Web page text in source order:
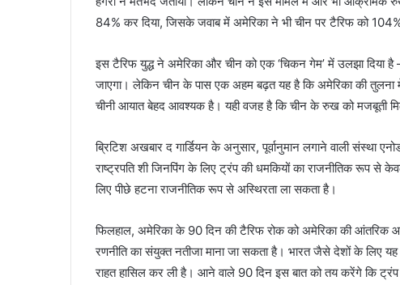
84% कर दिया, जिसके जवाब में अमेरिका ने भी चीन पर टैरिफ को
इस टैरिफ युद्ध ने अमेरिका और चीन को एक ‘चिकन गेम’ में उलझा दिया
जाएगा। लेकिन चीन के पास एक अहम बढ़त यह है कि अमेरिका की तुलना
चीनी आयात बेहद आवश्यक है। यही वजह है कि चीन के रुख को मजबूती
ब्रिटिश अखबार द गार्डियन के अनुसार, पूर्वानुमान लगाने वाली संस्था
राष्ट्रपति शी जिनपिंग के लिए ट्रंप की धमकियों का राजनीतिक रूप
लिए पीछे हटना राजनीतिक रूप से अस्थिरता ला सकता है।
फिलहाल, अमेरिका के 90 दिन की टैरिफ रोक को अमेरिका की आंतरिक
रणनीति का संयुक्त नतीजा माना जा सकता है। भारत जैसे देशों के लिए
राहत हासिल कर ली है। आने वाले 90 दिन इस बात को तय करेंगे कि ट्रंप